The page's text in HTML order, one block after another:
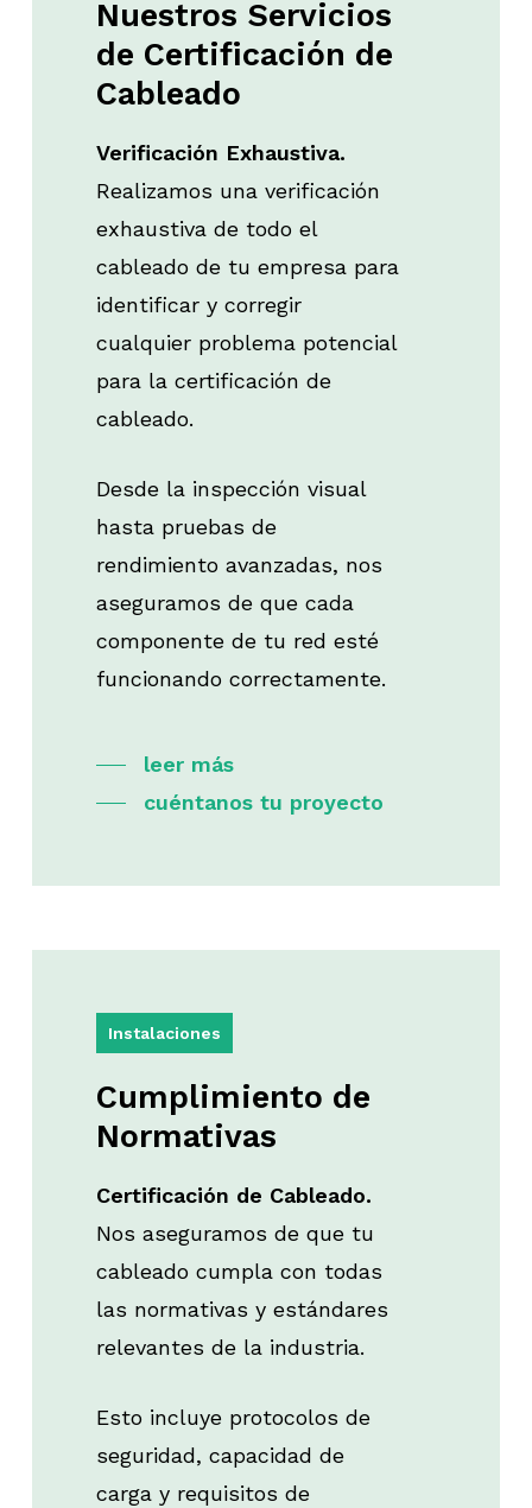
Nuestros Servicios
de Certificación de
Cableado
Verificación Exhaustiva.
Realizamos una verificación
exhaustiva de todo el
cableado de tu empresa para
identificar y corregir
cualquier problema potencial
para la certificación de
cableado.
Desde la inspección visual
hasta pruebas de
rendimiento avanzadas, nos
aseguramos de que cada
componente de tu red esté
funcionando correctamente.
leer más
cuéntanos tu proyecto
Instalaciones
Cumplimiento de
Normativas
Certificación de Cableado.
Nos aseguramos de que tu
cableado cumpla con todas
las normativas y estándares
relevantes de la industria.
Esto incluye protocolos de
seguridad, capacidad de
carga y requisitos de